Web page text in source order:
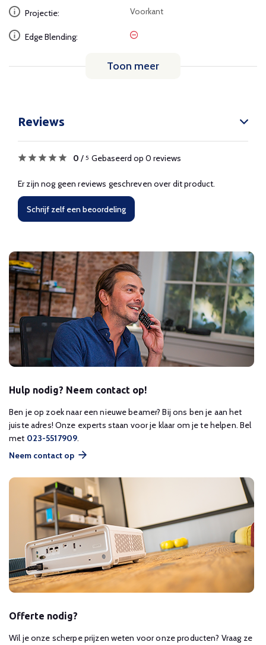
Projectie: Voorkant
Edge Blending:
Toon meer
Reviews
0 / 5 Gebaseerd op 0 reviews
Er zijn nog geen reviews geschreven over dit product.
Schrijf zelf een beoordeling
Hulp nodig? Neem contact op!
Ben je op zoek naar een nieuwe beamer? Bij ons ben je aan het
juiste adres! Onze experts staan voor je klaar om je te helpen. Bel
met 023-5517909.
Neem contact op
Offerte nodig?
Wil je onze scherpe prijzen weten voor onze producten? Vraag ze